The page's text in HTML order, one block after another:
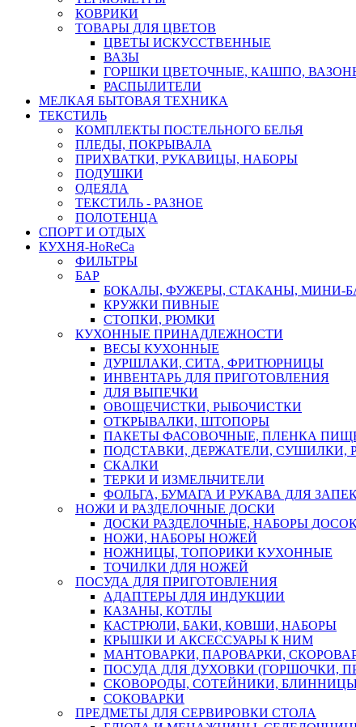
КОВРИКИ
ТОВАРЫ ДЛЯ ЦВЕТОВ
ЦВЕТЫ ИСКУССТВЕННЫЕ
ВАЗЫ
ГОРШКИ ЦВЕТОЧНЫЕ, КАШПО,
РАСПЫЛИТЕЛИ
МЕЛКАЯ БЫТОВАЯ ТЕХНИКА
ТЕКСТИЛЬ
КОМПЛЕКТЫ ПОСТЕЛЬНОГО БЕЛЬЯ
ПЛЕДЫ, ПОКРЫВАЛА
ПРИХВАТКИ, РУКАВИЦЫ, НАБОРЫ
ПОДУШКИ
ОДЕЯЛА
ТЕКСТИЛЬ - РАЗНОЕ
ПОЛОТЕНЦА
СПОРТ И ОТДЫХ
КУХНЯ-HoReCa
ФИЛЬТРЫ
БАР
БОКАЛЫ, ФУЖЕРЫ, СТАКАНЫ, МИНИ-
КРУЖКИ ПИВНЫЕ
СТОПКИ, РЮМКИ
КУХОННЫЕ ПРИНАДЛЕЖНОСТИ
ВЕСЫ КУХОННЫЕ
ДУРШЛАКИ, СИТА, ФРИТЮРНИЦЫ
ИНВЕНТАРЬ ДЛЯ ПРИГОТОВЛЕНИЯ
ДЛЯ ВЫПЕЧКИ
ОВОЩЕЧИСТКИ, РЫБОЧИСТКИ
ОТКРЫВАЛКИ, ШТОПОРЫ
ПАКЕТЫ ФАСОВОЧНЫЕ, ПЛЕНКА
ПОДСТАВКИ, ДЕРЖАТЕЛИ, СУШИЛКИ,
СКАЛКИ
ТЕРКИ И ИЗМЕЛЬЧИТЕЛИ
ФОЛЬГА, БУМАГА И РУКАВА ДЛЯ
НОЖИ И РАЗДЕЛОЧНЫЕ ДОСКИ
ДОСКИ РАЗДЕЛОЧНЫЕ, НАБОРЫ
НОЖИ, НАБОРЫ НОЖЕЙ
НОЖНИЦЫ, ТОПОРИКИ КУХОННЫЕ
ТОЧИЛКИ ДЛЯ НОЖЕЙ
ПОСУДА ДЛЯ ПРИГОТОВЛЕНИЯ
АДАПТЕРЫ ДЛЯ ИНДУКЦИИ
КАЗАНЫ, КОТЛЫ
КАСТРЮЛИ, БАКИ, КОВШИ, НАБОРЫ
КРЫШКИ И АКСЕССУАРЫ К НИМ
МАНТОВАРКИ, ПАРОВАРКИ,
ПОСУДА ДЛЯ ДУХОВКИ (ГОРШОЧКИ,
СКОВОРОДЫ, СОТЕЙНИКИ,
СОКОВАРКИ
ПРЕДМЕТЫ ДЛЯ СЕРВИРОВКИ СТОЛА